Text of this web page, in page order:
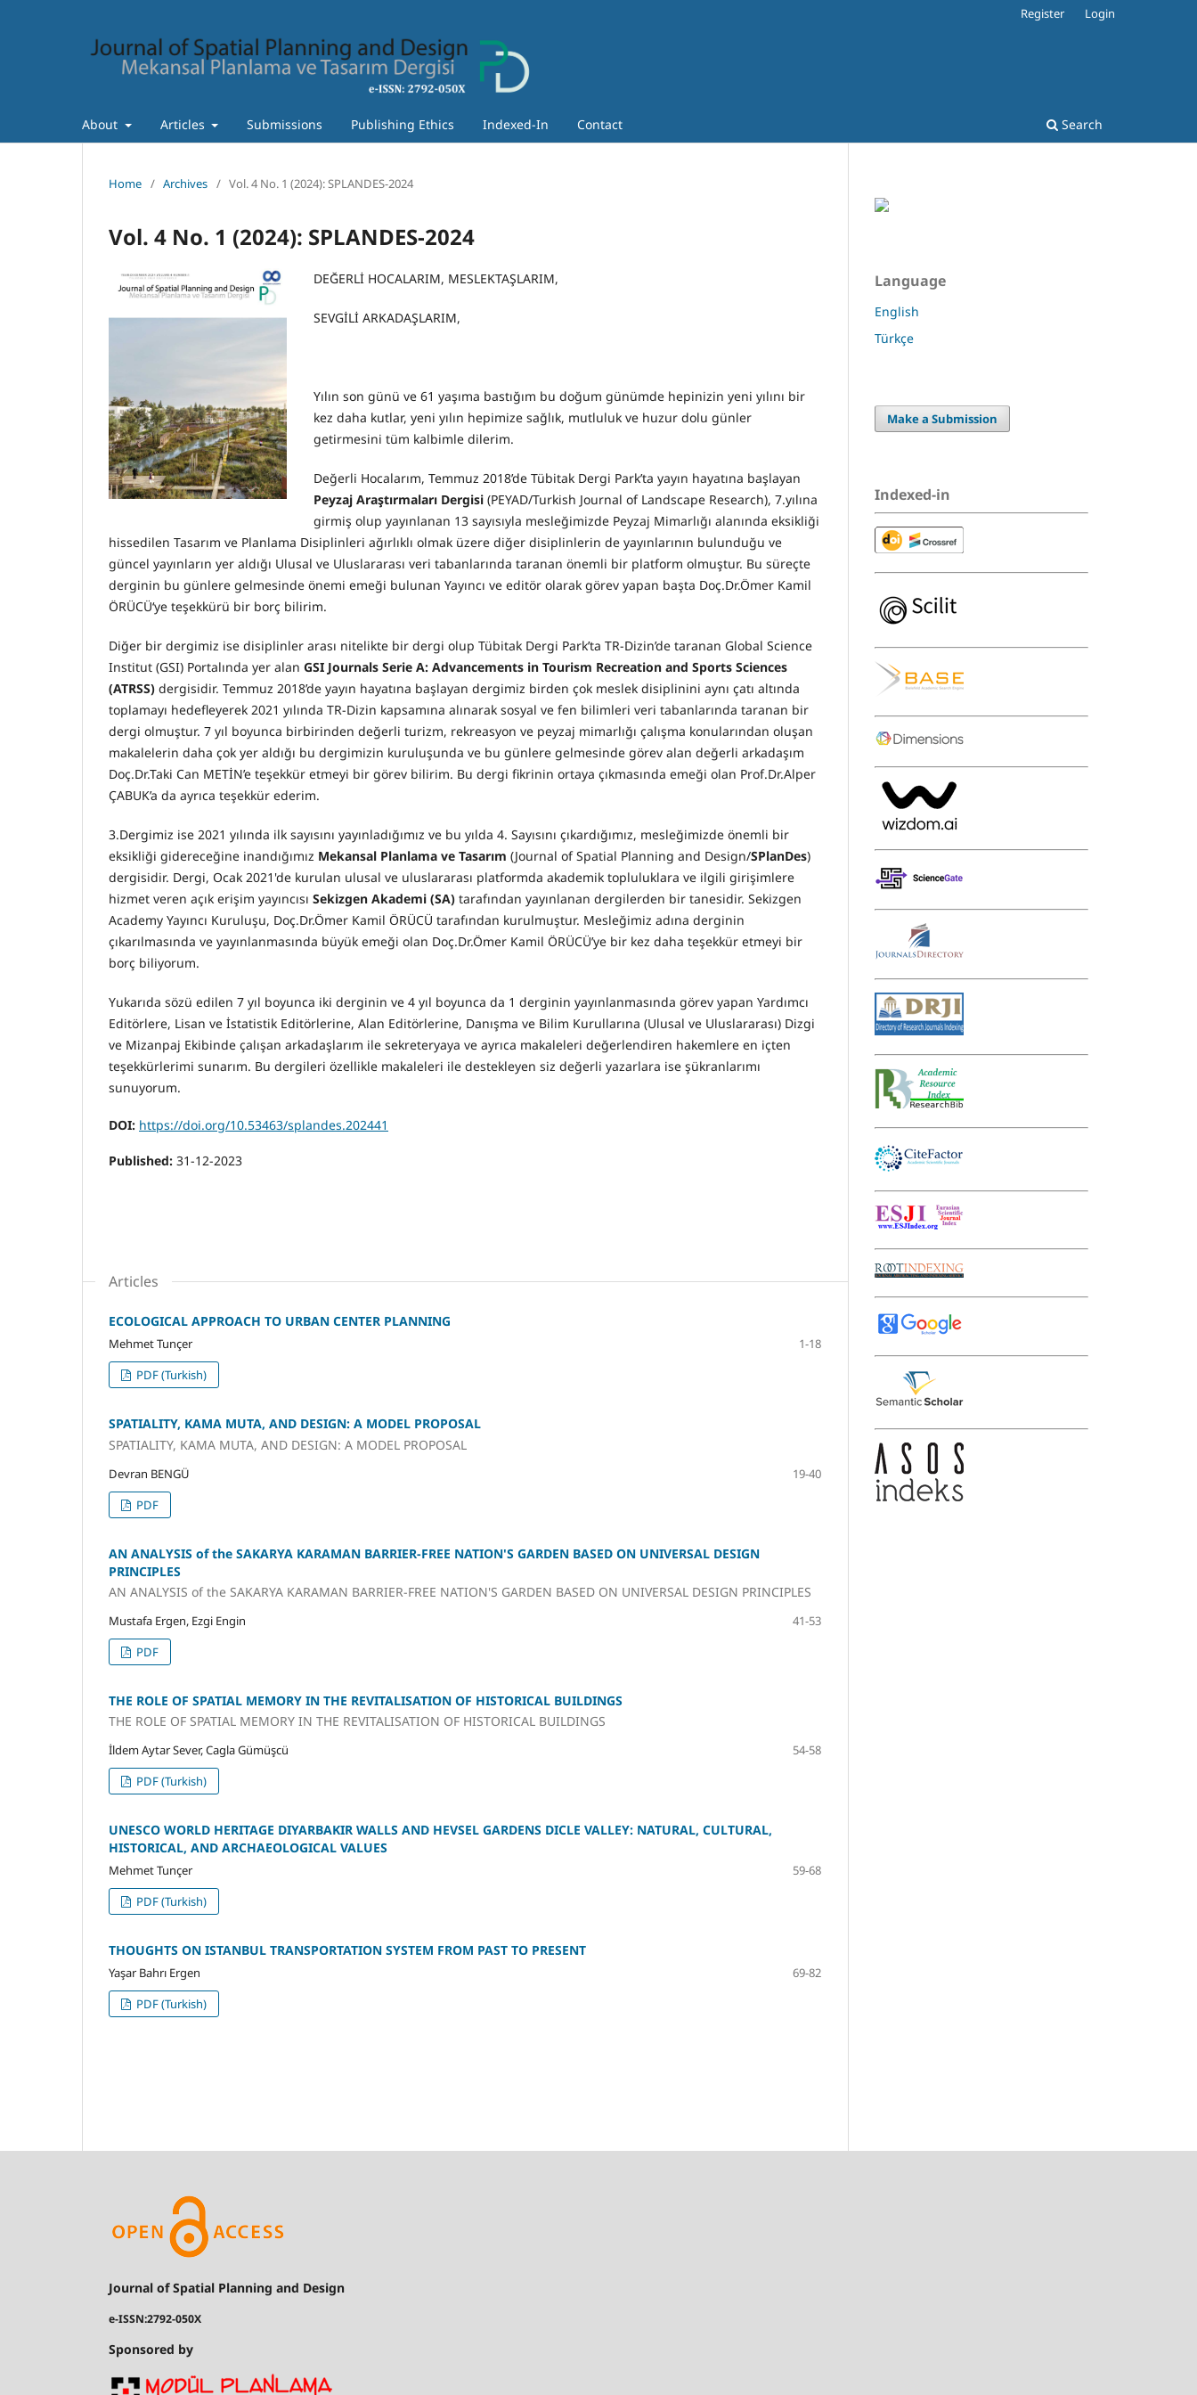
About Articles Submissions Publishing Ethics Indexed-In Contact Search
Register Login
Home / Archives / Vol. 4 No. 1 (2024): SPLANDES-2024
Vol. 4 No. 1 (2024): SPLANDES-2024
DEĞERLİ HOCALARIM, MESLEKTAŞLARIM,
SEVGİLİ ARKADAŞLARIM,
Yılın son günü ve 61 yaşıma bastığım bu doğum günümde hepinizin yeni yılını bir
kez daha kutlar, yeni yılın hepimize sağlık, mutluluk ve huzur dolu günler
getirmesini tüm kalbimle dilerim.
Değerli Hocalarım, Temmuz 2018’de Tübitak Dergi Park’ta yayın hayatına başlayan
Peyzaj Araştırmaları Dergisi (PEYAD/Turkish Journal of Landscape Research), 7.yılına
girmiş olup yayınlanan 13 sayısıyla mesleğimizde Peyzaj Mimarlığı alanında eksikliği
hissedilen Tasarım ve Planlama Disiplinleri ağırlıklı olmak üzere diğer disiplinlerin de yayınlarının bulunduğu ve
güncel yayınların yer aldığı Ulusal ve Uluslararası veri tabanlarında taranan önemli bir platform olmuştur. Bu süreçte
derginin bu günlere gelmesinde önemi emeği bulunan Yayıncı ve editör olarak görev yapan başta Doç.Dr.Ömer Kamil
ÖRÜCÜ‘ye teşekkürü bir borç bilirim.
Diğer bir dergimiz ise disiplinler arası nitelikte bir dergi olup Tübitak Dergi Park’ta TR-Dizin’de taranan Global Science
Institut (GSI) Portalında yer alan GSI Journals Serie A: Advancements in Tourism Recreation and Sports Sciences
(ATRSS) dergisidir. Temmuz 2018’de yayın hayatına başlayan dergimiz birden çok meslek disiplinini aynı çatı altında
toplamayı hedefleyerek 2021 yılında TR-Dizin kapsamına alınarak sosyal ve fen bilimleri veri tabanlarında taranan bir
dergi olmuştur. 7 yıl boyunca birbirinden değerli turizm, rekreasyon ve peyzaj mimarlığı çalışma konularından oluşan
makalelerin daha çok yer aldığı bu dergimizin kuruluşunda ve bu günlere gelmesinde görev alan değerli arkadaşım
Doç.Dr.Taki Can METİN’e teşekkür etmeyi bir görev bilirim. Bu dergi fikrinin ortaya çıkmasında emeği olan Prof.Dr.Alper
ÇABUK’a da ayrıca teşekkür ederim.
3.Dergimiz ise 2021 yılında ilk sayısını yayınladığımız ve bu yılda 4. Sayısını çıkardığımız, mesleğimizde önemli bir
eksikliği gidereceğine inandığımız Mekansal Planlama ve Tasarım (Journal of Spatial Planning and Design/SPlanDes)
dergisidir. Dergi, Ocak 2021'de kurulan ulusal ve uluslararası platformda akademik topluluklara ve ilgili girişimlere
hizmet veren açık erişim yayıncısı Sekizgen Akademi (SA) tarafından yayınlanan dergilerden bir tanesidir. Sekizgen
Academy Yayıncı Kuruluşu, Doç.Dr.Ömer Kamil ÖRÜCÜ tarafından kurulmuştur. Mesleğimiz adına derginin
çıkarılmasında ve yayınlanmasında büyük emeği olan Doç.Dr.Ömer Kamil ÖRÜCÜ’ye bir kez daha teşekkür etmeyi bir
borç biliyorum.
Yukarıda sözü edilen 7 yıl boyunca iki derginin ve 4 yıl boyunca da 1 derginin yayınlanmasında görev yapan Yardımcı
Editörlere, Lisan ve İstatistik Editörlerine, Alan Editörlerine, Danışma ve Bilim Kurullarına (Ulusal ve Uluslararası) Dizgi
ve Mizanpaj Ekibinde çalışan arkadaşlarım ile sekreteryaya ve ayrıca makaleleri değerlendiren hakemlere en içten
teşekkürlerimi sunarım. Bu dergileri özellikle makaleleri ile destekleyen siz değerli yazarlara ise şükranlarımı
sunuyorum.
DOI: https://doi.org/10.53463/splandes.202441
Published: 31-12-2023
Articles
ECOLOGICAL APPROACH TO URBAN CENTER PLANNING
Mehmet Tunçer
1-18
PDF (Turkish)
SPATIALITY, KAMA MUTA, AND DESIGN: A MODEL PROPOSAL
SPATIALITY, KAMA MUTA, AND DESIGN: A MODEL PROPOSAL
Devran BENGÜ
19-40
PDF
AN ANALYSIS of the SAKARYA KARAMAN BARRIER-FREE NATION'S GARDEN BASED ON UNIVERSAL DESIGN
PRINCIPLES
AN ANALYSIS of the SAKARYA KARAMAN BARRIER-FREE NATION'S GARDEN BASED ON UNIVERSAL DESIGN PRINCIPLES
Mustafa Ergen, Ezgi Engin
41-53
PDF
THE ROLE OF SPATIAL MEMORY IN THE REVITALISATION OF HISTORICAL BUILDINGS
THE ROLE OF SPATIAL MEMORY IN THE REVITALISATION OF HISTORICAL BUILDINGS
İldem Aytar Sever, Cagla Gümüşcü
54-58
PDF (Turkish)
UNESCO WORLD HERITAGE DIYARBAKIR WALLS AND HEVSEL GARDENS DICLE VALLEY: NATURAL, CULTURAL,
HISTORICAL, AND ARCHAEOLOGICAL VALUES
Mehmet Tunçer
59-68
PDF (Turkish)
THOUGHTS ON ISTANBUL TRANSPORTATION SYSTEM FROM PAST TO PRESENT
Yaşar Bahrı Ergen
69-82
PDF (Turkish)
Language
English
Türkçe
Make a Submission
Indexed-in
Journal of Spatial Planning and Design
e-ISSN:2792-050X
Sponsored by